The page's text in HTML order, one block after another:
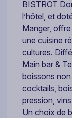
BISTROT
l’hôtel, et
Manger,
une cuisine
cultures.
Main bar &
boissons
cocktails,
pression,
Un choix de